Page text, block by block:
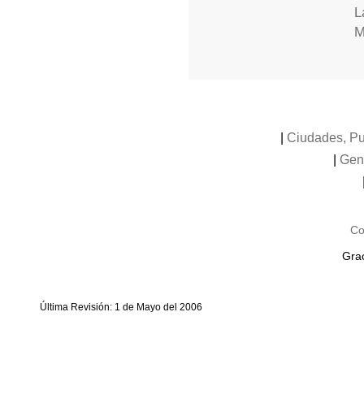
Ciudades,
Última Revisión: 1 de Mayo del 2006